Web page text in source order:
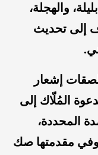
والهجلة،
إلى تحديث
إشعار
المُلّاك إلى
المحددة،
مقدمتها صك